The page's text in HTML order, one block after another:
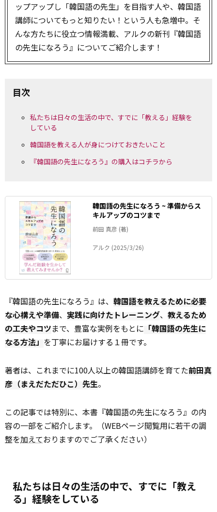
ップアップし「韓国語の先生」を目指す人や、韓国語
講師についてもっと知りたい！という人も急増中。そ
んな方たちに役立つ情報満載、アルクの新刊『韓国語
の先生になろう』についてご紹介します！
目次
私たちは日々の生活の中で、すでに「教える」経験を
している
韓国語を教える人が身につけておきたいこと
『韓国語の先生になろう』の購入はコチラから
韓国語の先生になろう ~ 準備からス
キルアップのコツまで
前田 真彦 (著)
アルク (2025/3/26)
『韓国語の先生になろう』は、 韓国語を教えるために必要
な心構えや準備、 実践に向けたトレーニング、 教えるため
の工夫やコツまで、豊富な実例をもとに 「韓国語の先生に
なる方法」 を丁寧にお届けする１冊です。
著者は、これまでに100人以上の韓国語講師を育てた前田真
彦（まえだただひこ）先生。
この記事では特別に、本書『韓国語の先生になろう』の内
容の一部をご紹介します。（WEBページ閲覧用に若干の調
整を加えておりますのでご了承ください）
私たちは日々の生活の中で、すでに「教え
る」経験をしている